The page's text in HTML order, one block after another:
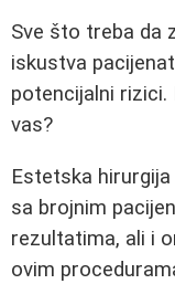
Sve što treba da
iskustva
potencijalni rizici.
vas?
Estetska
sa brojnim
rezultatima, ali i
ovim